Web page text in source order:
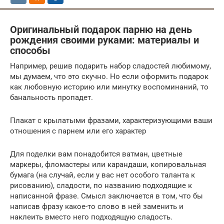
Оригинальный подарок парню на день
рождения своими руками: материалы и
способы
Например, решив подарить набор сладостей любимому,
мы думаем, что это скучно. Но если оформить подарок
как любовную историю или минутку воспоминаний, то
банальность пропадет.
Плакат с крылатыми фразами, характеризующими ваши
отношения с парнем или его характер
Для поделки вам понадобится ватман, цветные
маркеры, фломастеры или карандаши, копировальная
бумага (на случай, если у вас нет особого таланта к
рисованию), сладости, по названию подходящие к
написанной фразе. Смысл заключается в том, что бы
написав фразу какое-то слово в ней заменить и
наклеить вместо него подходящую сладость.